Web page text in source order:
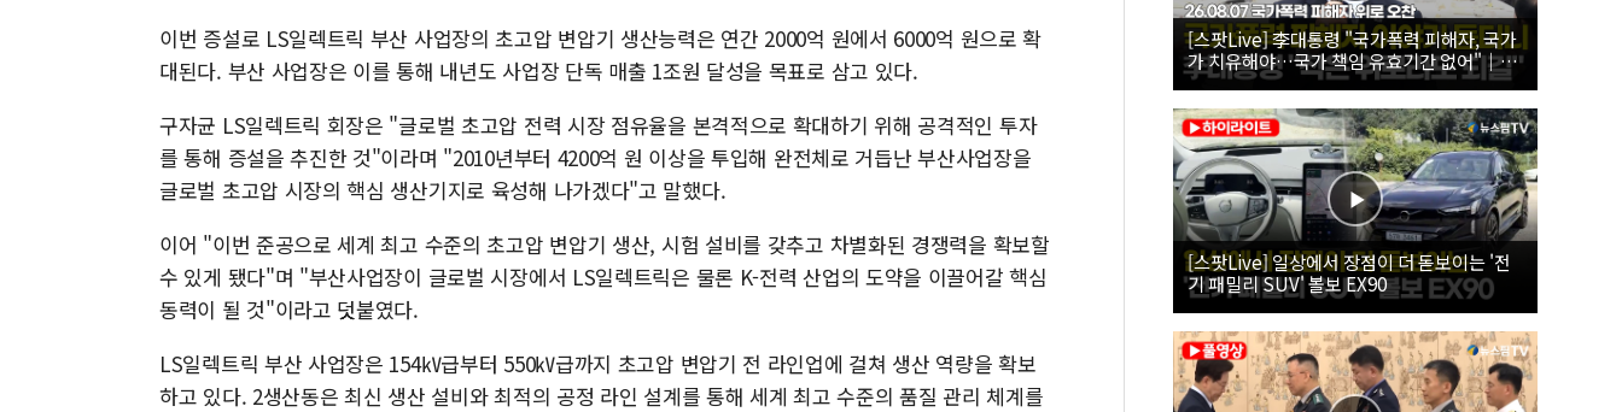
이번 증설로 LS일렉트릭 부산 사업장의 초고압 변압기 생산능력은 연간 2000억 원에서 6000억 원으로 확
대된다. 부산 사업장은 이를 통해 내년도 사업장 단독 매출 1조원 달성을 목표로 삼고 있다.
구자균 LS일렉트릭 회장은 "글로벌 초고압 전력 시장 점유율을 본격적으로 확대하기 위해 공격적인 투자
를 통해 증설을 추진한 것"이라며 "2010년부터 4200억 원 이상을 투입해 완전체로 거듭난 부산사업장을
글로벌 초고압 시장의 핵심 생산기지로 육성해 나가겠다"고 말했다.
이어 "이번 준공으로 세계 최고 수준의 초고압 변압기 생산, 시험 설비를 갖추고 차별화된 경쟁력을 확보할
수 있게 됐다"며 "부산사업장이 글로벌 시장에서 LS일렉트릭은 물론 K-전력 산업의 도약을 이끌어갈 핵심
동력이 될 것"이라고 덧붙였다.
LS일렉트릭 부산 사업장은 154㎸급부터 550㎸급까지 초고압 변압기 전 라인업에 걸쳐 생산 역량을 확보
하고 있다. 2생산동은 최신 생산 설비와 최적의 공정 라인 설계를 통해 세계 최고 수준의 품질 관리 체계를
[스팟Live] 李대통령 "국가폭력 피해자, 국가
가 치유해야…국가 책임 유효기간 없어"｜
26.08.07 국가폭력 피해자 위로 오찬
[스팟Live] 일상에서 장점이 더 돋보이는 '전
기 패밀리 SUV' 볼보 EX90